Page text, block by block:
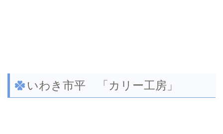
いわき市平 「カリー工房」